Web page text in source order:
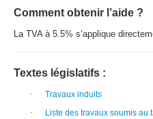
Comment obtenir l’aide ?
La TVA à 5.5% s’applique
Textes législatifs :
·
Travaux induits
·
Liste des travaux soumis au